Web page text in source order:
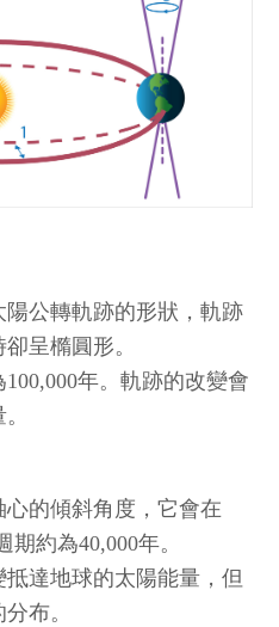
公轉軌跡的形狀，軌跡
呈橢圓形。
年。軌跡的改變會
的傾斜角度，它會在
期約為40,000年。
達地球的太陽能量，但
布。